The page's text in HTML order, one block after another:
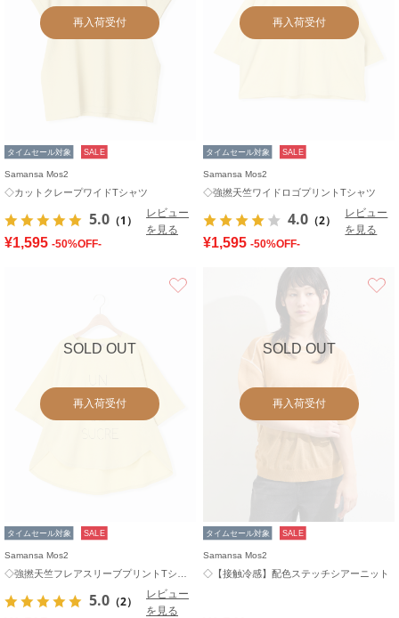
再入荷受付
タイムセール対象 SALE
Samansa Mos2
◇カットクレープワイドTシャツ
5.0 （1）
レビュー
を見る
¥1,595 -50%OFF-
再入荷受付
タイムセール対象 SALE
Samansa Mos2
◇強撚天竺ワイドロゴプリントTシャツ
4.0 （2）
レビュー
を見る
¥1,595 -50%OFF-
SOLD OUT
再入荷受付
タイムセール対象 SALE
Samansa Mos2
5.0 （2）
レビュー
を見る
SOLD OUT
再入荷受付
タイムセール対象 SALE
Samansa Mos2
◇【接触冷感】配色ステッチシアーニット